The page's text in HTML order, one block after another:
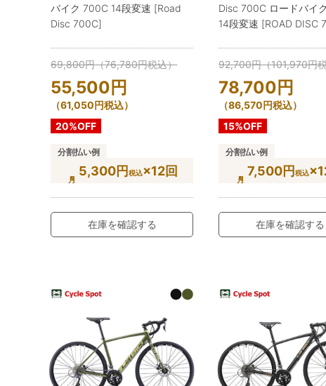
バイク 700C 14段変速 [Road
Disc 700C]
69,800円（76,780円税込）
55,500 円
（61,050円税込）
20%OFF
分割払い例
5,300円税込×12回
在庫を確認する
Disc 700C ロードバイ
14段変速 [ROAD DISC
92,700円（101,970円
78,700 円
（86,570円税込）
15%OFF
分割払い例
7,500円税込
在庫を確認する